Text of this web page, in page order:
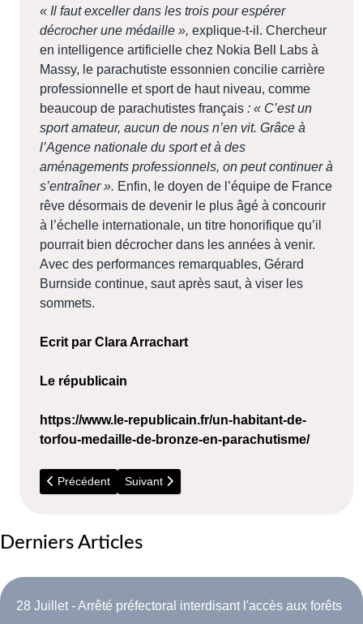
« Il faut exceller dans les trois pour espérer
décrocher une médaille », explique-t-il. Chercheur
en intelligence artificielle chez Nokia Bell Labs à
Massy, le parachutiste essonnien concilie carrière
professionnelle et sport de haut niveau, comme
beaucoup de parachutistes français : « C’est un
sport amateur, aucun de nous n’en vit. Grâce à
l’Agence nationale du sport et à des
aménagements professionnels, on peut continuer à
s’entraîner ». Enfin, le doyen de l’équipe de France
rêve désormais de devenir le plus âgé à concourir
à l’échelle internationale, un titre honorifique qu’il
pourrait bien décrocher dans les années à venir.
Avec des performances remarquables, Gérard
Burnside continue, saut après saut, à viser les
sommets.
Ecrit par Clara Arrachart
Le républicain
https://www.le-republicain.fr/un-habitant-de-
torfou-medaille-de-bronze-en-parachutisme/
Article précédent : 2026 - Travaux RER C
Précédent Article suivant : Novembre - La PMI ouvre ses
Suivant
Derniers Articles
28 Juillet - Arrêté préfectoral interdisant l'accès aux forêts